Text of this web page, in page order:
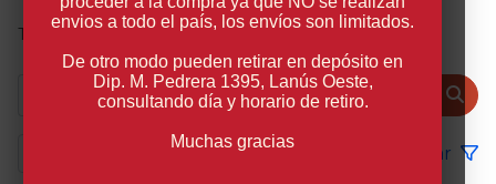
Tienda Harina de Almendras
Filtrar
envios a todo el país, los envíos son limitados.
De otro modo pueden retirar en depósito en
Dip. M. Pedrera 1395, Lanús Oeste,
consultando día y horario de retiro.
Muchas gracias